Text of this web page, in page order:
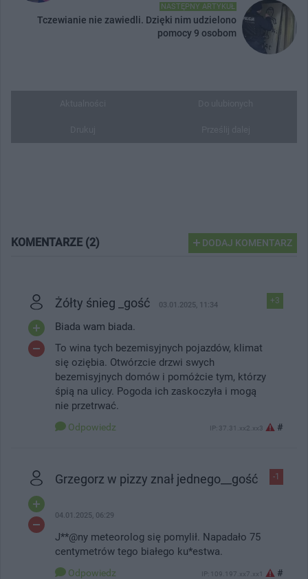
NASTĘPNY ARTYKUŁ
Tczewianie nie zawiedli. Dzięki nim udzielono
pomocy 9 osobom
KOMENTARZE (2) DODAJ KOMENTARZ
+3
Żółty śnieg _gość 03.01.2025, 11:34
Biada wam biada.
To wina tych bezemisyjnych pojazdów, klimat
się oziębia. Otwórzcie drzwi swych
bezemisyjnych domów i pomóżcie tym, którzy
śpią na ulicy. Pogoda ich zaskoczyła i mogą
nie przetrwać.
Odpowiedz IP: 37.31.xx2.xx3 #
-1
Grzegorz w pizzy znał jednego__gość
04.01.2025, 06:29
J**@ny meteorolog się pomylił. Napadało 75
centymetrów tego białego ku*estwa.
Odpowiedz IP: 109.197.xx7.xx1 #